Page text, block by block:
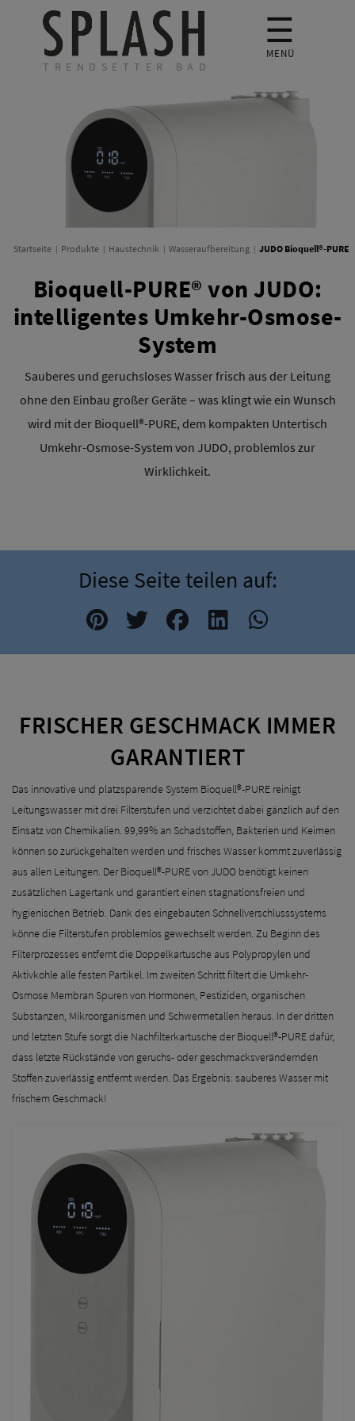
TRENDSETTER BAD
☰
MENÜ
Startseite Produkte Haustechnik Wasseraufbereitung JUDO Bioquell®-PURE
Bioquell-PURE® von JUDO:
intelligentes Umkehr-Osmose-
System
Sauberes und geruchsloses Wasser frisch aus der Leitung
ohne den Einbau großer Geräte – was klingt wie ein Wunsch
wird mit der Bioquell®-PURE, dem kompakten Untertisch
Umkehr-Osmose-System von JUDO, problemlos zur
Wirklichkeit.
Diese Seite teilen auf:
FRISCHER GESCHMACK IMMER
GARANTIERT
Das innovative und platzsparende System Bioquell®-PURE reinigt
Leitungswasser mit drei Filterstufen und verzichtet dabei gänzlich auf den
Einsatz von Chemikalien. 99,99% an Schadstoffen, Bakterien und Keimen
können so zurückgehalten werden und frisches Wasser kommt zuverlässig
aus allen Leitungen. Der Bioquell®-PURE von JUDO benötigt keinen
zusätzlichen Lagertank und garantiert einen stagnationsfreien und
hygienischen Betrieb. Dank des eingebauten Schnellverschlusssystems
könne die Filterstufen problemlos gewechselt werden. Zu Beginn des
Filterprozesses entfernt die Doppelkartusche aus Polypropylen und
Aktivkohle alle festen Partikel. Im zweiten Schritt filtert die Umkehr-
Osmose Membran Spuren von Hormonen, Pestiziden, organischen
Substanzen, Mikroorganismen und Schwermetallen heraus. In der dritten
und letzten Stufe sorgt die Nachfilterkartusche der Bioquell®-PURE dafür,
dass letzte Rückstände von geruchs- oder geschmacksverändernden
Stoffen zuverlässig entfernt werden. Das Ergebnis: sauberes Wasser mit
frischem Geschmack!